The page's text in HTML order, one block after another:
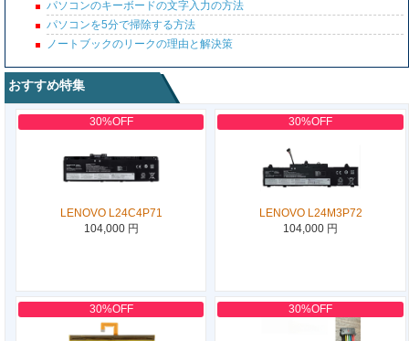
パソコンのキーボードの文字入力の方法
パソコンを5分で掃除する方法
ノートブックのリークの理由と解決策
おすすめ特集
30%OFF
LENOVO L24C4P71
104,000 円
30%OFF
LENOVO L24M3P72
104,000 円
30%OFF 30%OFF